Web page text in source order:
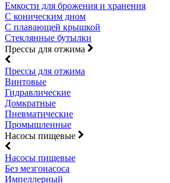
Емкости для брожения и хранения
С коническим дном
С плавающей крышкой
Стеклянные бутылки
Прессы для отжима
Прессы для отжима
Винтовые
Гидравлические
Домкратные
Пневматические
Промышленные
Насосы пищевые
Насосы пищевые
Без мезгонасоса
Импеллерный